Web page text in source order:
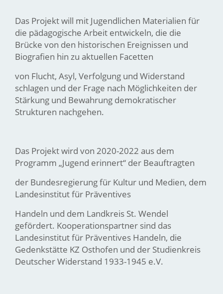
Das Projekt will mit Jugendlichen Materialien für
die pädagogische Arbeit entwickeln, die die
Brücke von den historischen Ereignissen und
Biografien hin zu aktuellen Facetten
von Flucht, Asyl, Verfolgung und Widerstand
schlagen und der Frage nach Möglichkeiten der
Stärkung und Bewahrung demokratischer
Strukturen nachgehen.
Das Projekt wird von 2020-2022 aus dem
Programm „Jugend erinnert“ der Beauftragten
der Bundesregierung für Kultur und Medien, dem
Landesinstitut für Präventives
Handeln und dem Landkreis St. Wendel
gefördert. Kooperationspartner sind das
Landesinstitut für Präventives Handeln, die
Gedenkstätte KZ Osthofen und der Studienkreis
Deutscher Widerstand 1933-1945 e.V.